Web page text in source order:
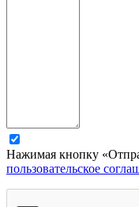
Нажимая кнопку
пользовательское